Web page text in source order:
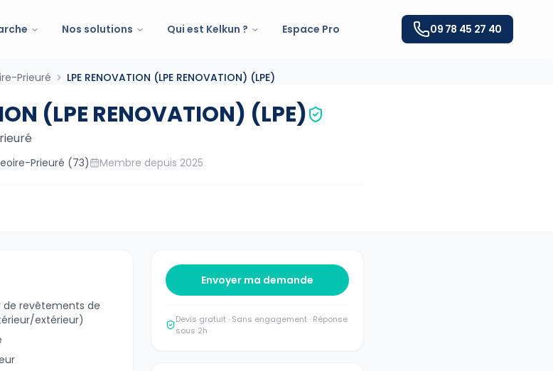
Nos solutions Qui est Kelkun ? Espace Pro 09 78 45 27 40
Prieuré LPE RENOVATION (LPE RENOVATION) (LPE)
(LPE RENOVATION) (LPE)
Prieuré (73) Membre depuis 2025
de revêtements de
extérieur)
Envoyer ma demande
Devis gratuit · Sans engagement · Réponse
sous 2h